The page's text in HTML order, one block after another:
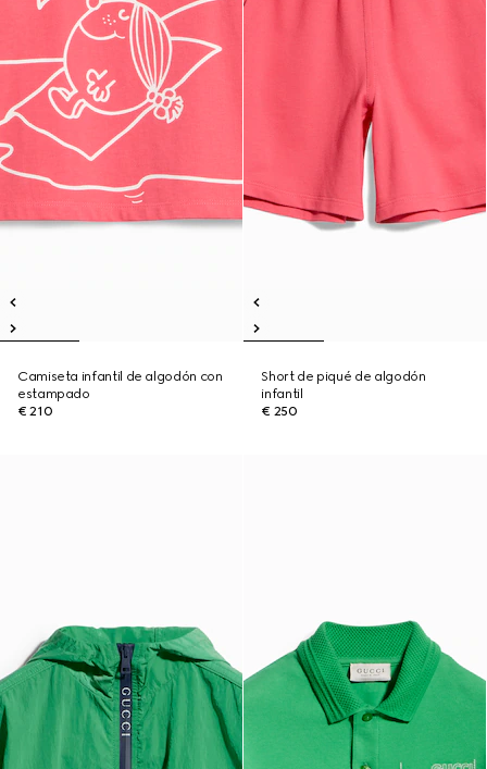
Camiseta infantil de algodón con
estampado
€ 210
Short de piqué de algodón
infantil
€ 250